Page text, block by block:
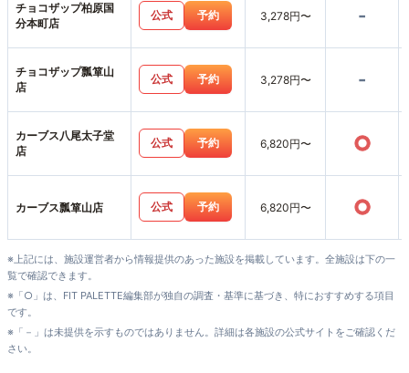
チョコザップ柏原国
分本町店
公式 予約 3,278円〜 -
チョコザップ瓢箪山
店
公式 予約 3,278円〜 -
カーブス八尾太子堂
店
公式 予約 6,820円〜 ○
カーブス瓢箪山店 公式 予約 6,820円〜 ○
※上記には、施設運営者から情報提供のあった施設を掲載しています。全施設は下の一
覧で確認できます。
※「○」は、FIT PALETTE編集部が独自の調査・基準に基づき、特におすすめする項目
です。
※「－」は未提供を示すものではありません。詳細は各施設の公式サイトをご確認くだ
さい。